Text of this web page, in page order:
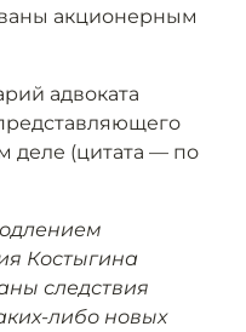
акционерным
адвоката
деле (цитата — по
Костыгина
следствия
либо новых